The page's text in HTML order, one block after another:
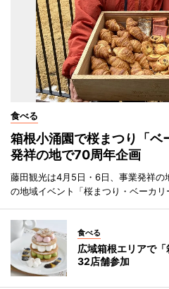
食べる
箱根小涌園で桜まつり「
発祥の地で70周年企画
藤田観光は4月5日・6日、事業発祥
の地域イベント「桜まつり・ベーカリ
食べる
広域箱根エリアで
32店舗参加